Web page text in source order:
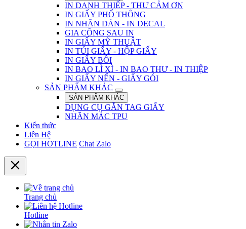
IN DANH THIẾP - THƯ CẢM ƠN
IN GIẤY PHỔ THÔNG
IN NHÃN DÁN - IN DECAL
GIA CÔNG SAU IN
IN GIẤY MỸ THUẬT
IN TÚI GIẤY - HỘP GIẤY
IN GIẤY BỒI
IN BAO LÌ XÌ - IN BAO THƯ - IN THIỆP
IN GIẤY NẾN - GIẤY GÓI
SẢN PHẨM KHÁC
SẢN PHẨM KHÁC
DỤNG CỤ GẮN TAG GIẤY
NHÃN MÁC TPU
Kiến thức
Liên Hệ
GỌI HOTLINE Chat Zalo
Trang chủ
Hotline